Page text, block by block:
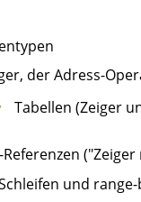
der Adress-
Tabellen (Zeiger
Referenzen
und